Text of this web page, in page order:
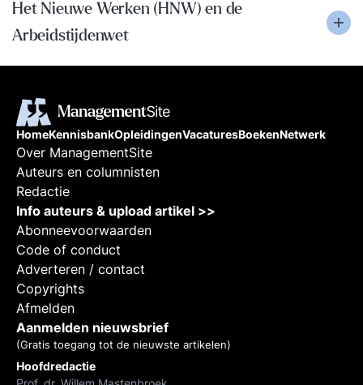
Het Nieuwe Werken (HNW) en de
Arbeidstijdenwet
HomeKennisbankOpleidingenVacaturesBoekenNetwerk
Over ManagementSite
Auteurs en columnisten
Redactie
Info auteurs & upload artikel >>
Abonneevoorwaarden
Code of conduct
Adverteren / contact
Copyrights
Afmelden
Aanmelden nieuwsbrief
(Gratis toegang tot de nieuwste artikelen)
Hoofdredactie